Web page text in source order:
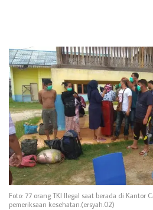
Foto: 77 orang TKI Ilegal saat berada di Kantor
pemeriksaan kesehatan.(ersyah.02)